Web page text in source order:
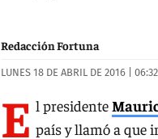
Redacción Fortuna
LUNES 18 DE ABRIL DE 2016 | 06:32
E l presidente
país y llamó a que